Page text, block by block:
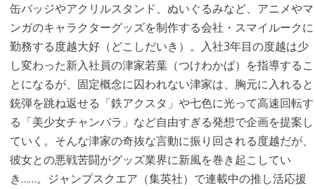
缶バッジやアクリルスタンド、ぬいぐるみなど、アニメやマ
ンガのキャラクターグッズを制作する会社・スマイルークに
勤務する度越大好（どこしだいき）。入社3年目の度越は少
し変わった新入社員の津家若葉（つけわかば）を指導するこ
とになるが、固定概念に囚われない津家は、胸元に入れると
銃弾を跳ね返せる「鉄アクスタ」や七色に光って高速回転す
る「美少女チャンバラ」など自由すぎる発想で企画を提案し
ていく。そんな津家の奇抜な言動に振り回される度越だが、
彼女との悪戦苦闘がグッズ業界に新風を巻き起こしてい
き……。ジャンプスクエア（集英社）で連載中の推し活応援